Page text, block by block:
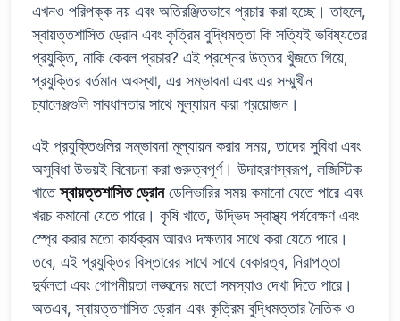
এখনও পরিপক্ক নয় এবং অতিরঞ্জিতভাবে প্রচার করা হচ্ছে। তাহলে,
স্বায়ত্তশাসিত ড্রোন এবং কৃত্রিম বুদ্ধিমত্তা কি সত্যিই ভবিষ্যতের
প্রযুক্তি, নাকি কেবল প্রচার? এই প্রশ্নের উত্তর খুঁজতে গিয়ে,
প্রযুক্তির বর্তমান অবস্থা, এর সম্ভাবনা এবং এর সম্মুখীন
চ্যালেঞ্জগুলি সাবধানতার সাথে মূল্যায়ন করা প্রয়োজন।
এই প্রযুক্তিগুলির সম্ভাবনা মূল্যায়ন করার সময়, তাদের সুবিধা এবং
অসুবিধা উভয়ই বিবেচনা করা গুরুত্বপূর্ণ। উদাহরণস্বরূপ, লজিস্টিক
খাতেস্বায়ত্তশাসিত ড্রোনডেলিভারির সময় কমানো যেতে পারে এবং
খরচ কমানো যেতে পারে। কৃষি খাতে, উদ্ভিদ স্বাস্থ্য পর্যবেক্ষণ এবং
স্প্রে করার মতো কার্যক্রম আরও দক্ষতার সাথে করা যেতে পারে।
তবে, এই প্রযুক্তির বিস্তারের সাথে সাথে বেকারত্ব, নিরাপত্তা
দুর্বলতা এবং গোপনীয়তা লঙ্ঘনের মতো সমস্যাও দেখা দিতে পারে।
অতএব, স্বায়ত্তশাসিত ড্রোন এবং কৃত্রিম বুদ্ধিমত্তার নৈতিক ও